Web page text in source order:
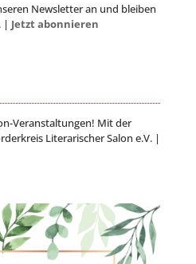
Newsletter an und bleiben
| Jetzt abonnieren
Veranstaltungen! Mit der
Literarischer Salon e.V. |